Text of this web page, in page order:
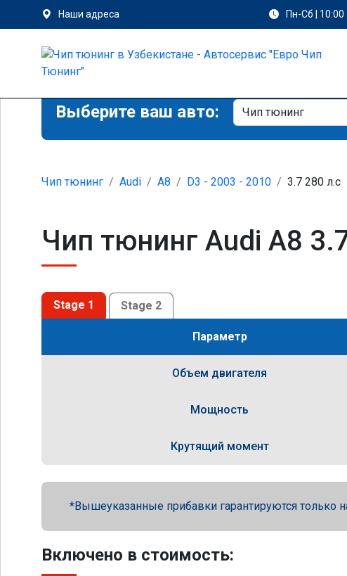
Наши адреса Пн-Сб | 10:00
Выберите ваш авто:
Чип тюнинг Audi A8 D3 - 2003 - 2010 3.7 280 л.с
Чип тюнинг Audi A8
Stage 1 Stage 2
Параметр
Объем двигателя
Мощность
Крутящий момент
Вышеуказанные прибавки гарантируются
Включено в стоимость: